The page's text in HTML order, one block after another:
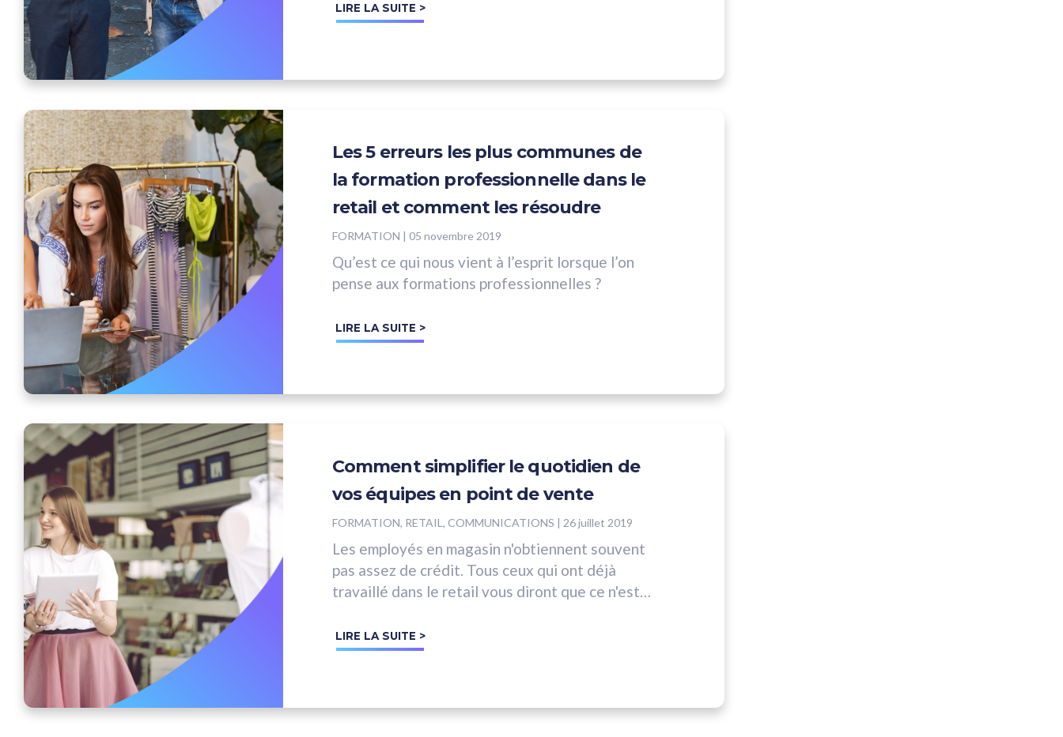
LIRE LA SUITE >
Les 5 erreurs les plus communes de
la formation professionnelle dans le
retail et comment les résoudre
FORMATION | 05 novembre 2019
Qu’est ce qui nous vient à l’esprit lorsque l’on
pense aux formations professionnelles ?
LIRE LA SUITE >
Comment simplifier le quotidien de
vos équipes en point de vente
FORMATION, RETAIL, COMMUNICATIONS | 26 juillet 2019
Les employés en magasin n'obtiennent souvent
pas assez de crédit. Tous ceux qui ont déjà
travaillé dans le retail vous diront que ce n'est
LIRE LA SUITE >